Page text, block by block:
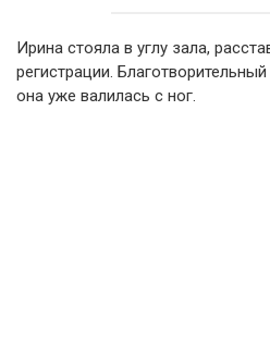
Ирина стояла в углу зала,
регистрации.
она уже валилась с ног.